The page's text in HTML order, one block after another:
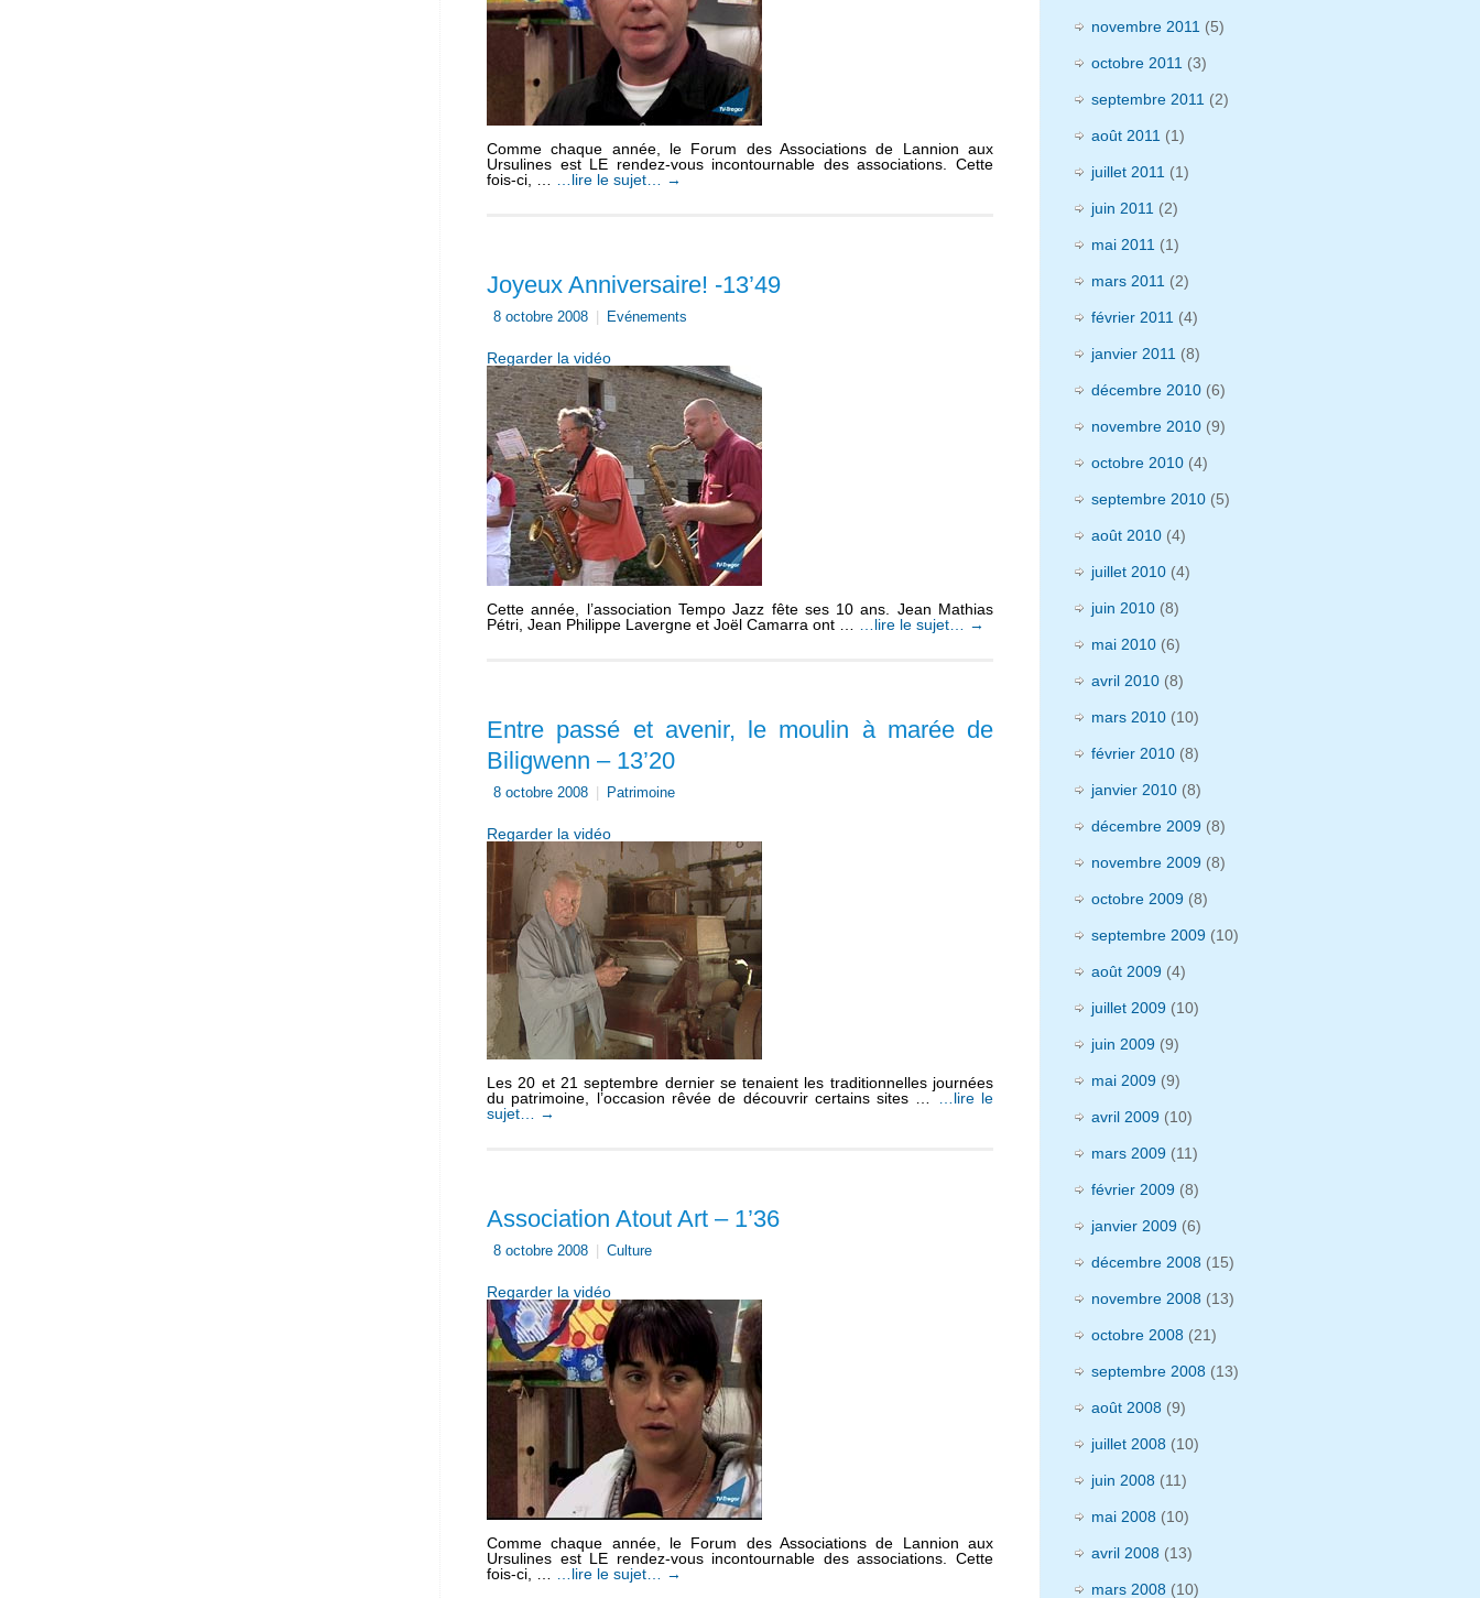
Comme chaque année, le Forum des Associations de Lannion aux
Ursulines est LE rendez-vous incontournable des associations. Cette
fois-ci, …
…lire le sujet… →
Joyeux Anniversaire! -13’49
8 octobre 2008 Evénements
Regarder la vidéo
Cette année, l’association Tempo Jazz fête ses 10 ans. Jean Mathias
Pétri, Jean Philippe Lavergne et Joël Camarra ont …
…lire le sujet… →
Entre passé et avenir, le moulin à marée de
Biligwenn – 13’20
8 octobre 2008 Patrimoine
Regarder la vidéo
Les 20 et 21 septembre dernier se tenaient les traditionnelles journées
du patrimoine, l’occasion rêvée de découvrir certains sites …
…lire le
sujet…
→
Association Atout Art – 1’36
8 octobre 2008 Culture
Regarder la vidéo
Comme chaque année, le Forum des Associations de Lannion aux
Ursulines est LE rendez-vous incontournable des associations. Cette
fois-ci, …
…lire le sujet… →
novembre 2011 (5)
octobre 2011 (3)
septembre 2011 (2)
août 2011 (1)
juillet 2011 (1)
juin 2011 (2)
mai 2011 (1)
mars 2011 (2)
février 2011 (4)
janvier 2011 (8)
décembre 2010 (6)
novembre 2010 (9)
octobre 2010 (4)
septembre 2010 (5)
août 2010 (4)
juillet 2010 (4)
juin 2010 (8)
mai 2010 (6)
avril 2010 (8)
mars 2010 (10)
février 2010 (8)
janvier 2010 (8)
décembre 2009 (8)
novembre 2009 (8)
octobre 2009 (8)
septembre 2009 (10)
août 2009 (4)
juillet 2009 (10)
juin 2009 (9)
mai 2009 (9)
avril 2009 (10)
mars 2009 (11)
février 2009 (8)
janvier 2009 (6)
décembre 2008 (15)
novembre 2008 (13)
octobre 2008 (21)
septembre 2008 (13)
août 2008 (9)
juillet 2008 (10)
juin 2008 (11)
mai 2008 (10)
avril 2008 (13)
mars 2008 (10)